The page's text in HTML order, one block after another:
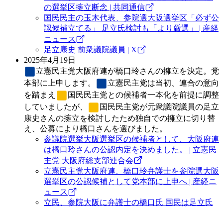
の選挙区擁立断念 | 共同通信
国民民主の玉木代表、参院選大阪選挙区「必ず公
認候補立てる」 足立氏検討も「より厳選」 | 産経
ニュース
足立康史 前衆議院議員 | X
2025年4月19日
立憲民主党大阪府連が橋口玲さんの擁立を決定。党
本部に上申します。
立憲民主党は当初、連合の意向
を踏まえ
国民民主党との候補者一本化を前提に調整
していましたが、
国民民主党が元衆議院議員の足立
康史さんの擁立を検討したため独自での擁立に切り替
え、公募により橋口さんを選びました。
参議院選挙大阪選挙区の候補者として、大阪府連
は橋口玲さんの公認内定を決めました。 | 立憲民
主党 大阪府総支部連合会
立憲民主党大阪府連、橋口玲弁護士を参院選大阪
選挙区の公認候補として党本部に上申へ | 産経ニ
ュース
立民、参院大阪に弁護士の橋口氏 国民は足立氏